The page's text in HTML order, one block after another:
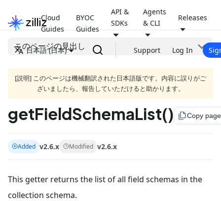
Cloud
Guides
BYOC
Guides
API &
SDKs
Agents
& CLI
Releases
日本語 (日本) Support Log In
このページの見出し
[説明] このページは機械翻訳された日本語版です。内容に誤りがご
ざいましたら、報告していただけると助かります。
getFieldSchemaList() file_copyCopy page
Added v2.6.x Modified v2.6.x
This getter returns the list of all field schemas in the
collection schema.